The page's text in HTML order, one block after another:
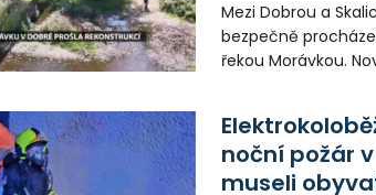
Mezi Dobrou a
bezpečně
řekou Morávkou.
noční požár
museli